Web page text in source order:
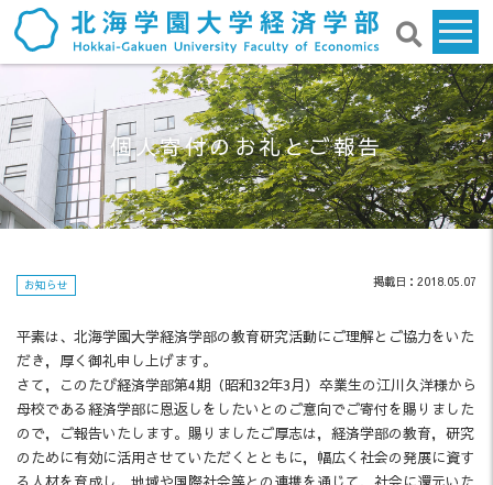
個人寄付のお礼とご報告
お知らせ 掲載日：2018.05.07
平素は、北海学園大学経済学部の教育研究活動にご理解とご協力をいた
だき，厚く御礼申し上げます。
さて，このたび経済学部第4期（昭和32年3月）卒業生の江川久洋様から
母校である経済学部に恩返しをしたいとのご意向でご寄付を賜りました
ので，ご報告いたします。賜りましたご厚志は，経済学部の教育，研究
のために有効に活用させていただくとともに，幅広く社会の発展に資す